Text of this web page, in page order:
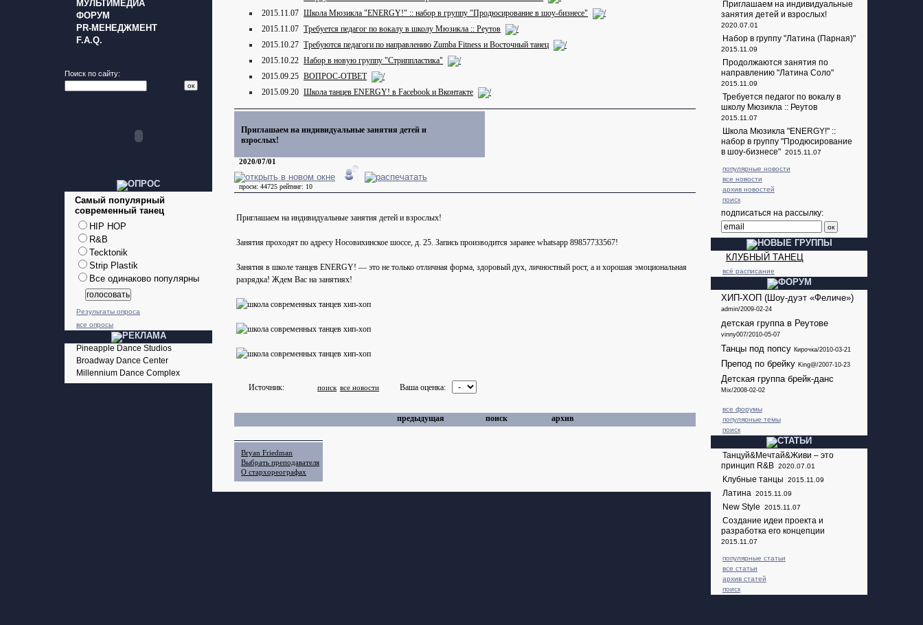
МУЛЬТИМЕДИА
ФОРУМ
PR-МЕНЕДЖМЕНТ
F.A.Q.
Поиск по сайту:
Самый популярный
современный танец
HIP HOP
R&B
Tecktonik
Strip Plastik
Все одинаково популярны
Результаты опроса
все опросы
Pineapple Dance Studios
Broadway Dance Center
Millennium Dance Complex
2015.11.07 Школа Мюзикла "ENERGY!" :: набор в группу "Продюсирование в шоу-бизнесе"
2015.11.07 Требуется педагог по вокалу в школу Мюзикла :: Реутов
2015.10.27 Требуются педагоги по направлению Zumba Fitness и Восточный танец
2015.10.22 Набор в новую группу "Стриппластика"
2015.09.25 ВОПРОС-ОТВЕТ
2015.09.20 Школа танцев ENERGY! в Facebook и Вконтакте
Приглашаем на индивидуальные занятия детей и
взрослых!
2020/07/01
просм: 44725 рейтинг: 10
Приглашаем на индивидуальные занятия детей и взрослых!
Занятия проходят по адресу Носовихинское шоссе, д. 25. Запись производится заранее whatsapp 89857733567!
Занятия в школе танцев ENERGY! — это не только отличная форма, здоровый дух, личностный рост, а и хорошая эмоциональная
разрядка! Ждем Вас на занятиях!
Источник: поиск все новости Ваша оценка:
предыдущая поиск архив
Bryan Friedman
Выбрать преподавателя
О стархореографах
Приглашаем на индивидуальные
занятия детей и взрослых!
2020.07.01
Набор в группу "Латина (Парная)"
2015.11.09
Продолжаются занятия по
направлению "Латина Соло"
2015.11.09
Требуется педагог по вокалу в
школу Мюзикла :: Реутов
2015.11.07
Школа Мюзикла "ENERGY!" ::
набор в группу "Продюсирование
в шоу-бизнесе" 2015.11.07
популярные новости
все новости
архив новостей
поиск
подписаться на рассылку:
КЛУБНЫЙ ТАНЕЦ
всё расписание
ХИП-ХОП (Шоу-дуэт «Феличе»)
admin/2009-02-24
детская группа в Реутове
vinny007/2010-05-07
Танцы под попсу Кирочка/2010-03-21
Препод по брейку King@/2007-10-23
Детская группа брейк-данс
Mix/2008-02-02
все форумы
популярные темы
поиск
Танцуй&Мечтай&Живи – это
принцип R&B 2020.07.01
Клубные танцы 2015.11.09
Латина 2015.11.09
New Style 2015.11.07
Создание идеи проекта и
разработка его концепции
2015.11.07
популярные статьи
все статьи
архив статей
поиск